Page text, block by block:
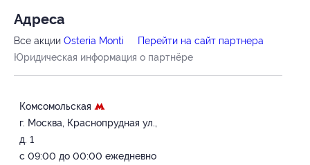
Адресa
Все акции Osteria Monti
Перейти на сайт партнера
Юридическая информация о партнёре
Комсомольская
г. Москва, Краснопрудная ул.,
д. 1
с 09:00 до 00:00 ежедневно